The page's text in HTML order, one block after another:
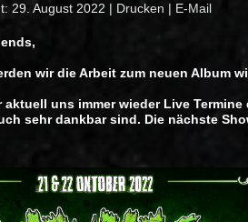
29. August 2022 | Drucken | E-Mail
wir die Arbeit zum neuen Album
aktuell uns immer wieder Live Termine
sehr dankbar sind. Die nächste